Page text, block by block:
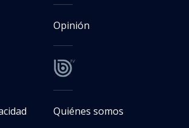
Opinión
Quiénes somos